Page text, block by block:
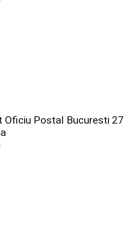
Oficiu Postal Bucuresti 27